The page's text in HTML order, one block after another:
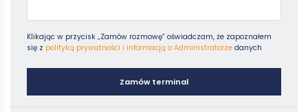
Klikając w przycisk „Zamów rozmowę” oświadczam, że zapoznałem
się z polityką prywatności i informacją o Administratorze danych
Zamów terminal